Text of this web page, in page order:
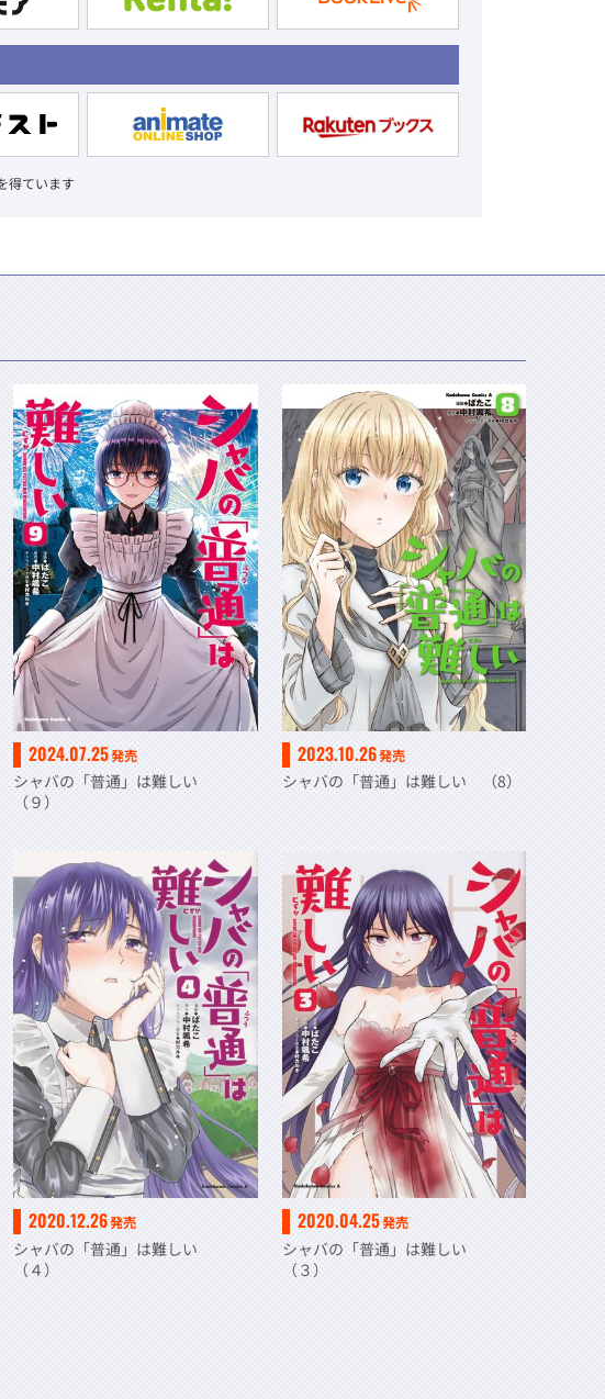
得ています
2024.07.25発売
シャバの「普通」は難しい
（９）
2023.10.26発売
シャバの「普通」は難しい （8）
2020.12.26発売
シャバの「普通」は難しい
（４）
2020.04.25発売
シャバの「普通」は難しい
（３）